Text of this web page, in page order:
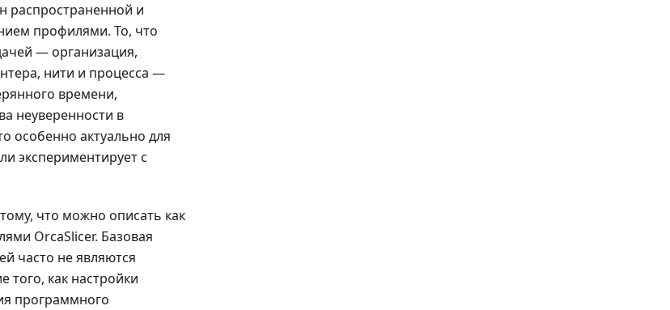
распространенной и
профилями. То, что
— организация,
нити и процесса —
времени,
неуверенности в
особенно актуально для
экспериментирует с
что можно описать как
OrcaSlicer. Базовая
часто не являются
того, как настройки
программного